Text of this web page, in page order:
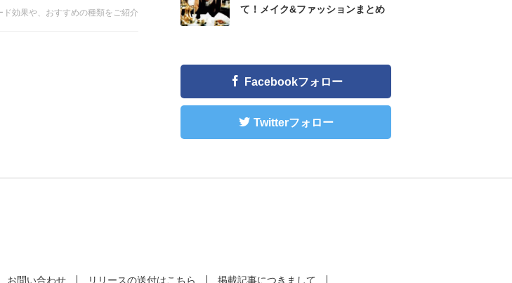
ド効果や、おすすめの種類をご紹介
て！メイク&ファッションまとめ
Facebookフォロー
Twitterフォロー
お問い合わせ リリースの送付はこちら 掲載記事につきまして